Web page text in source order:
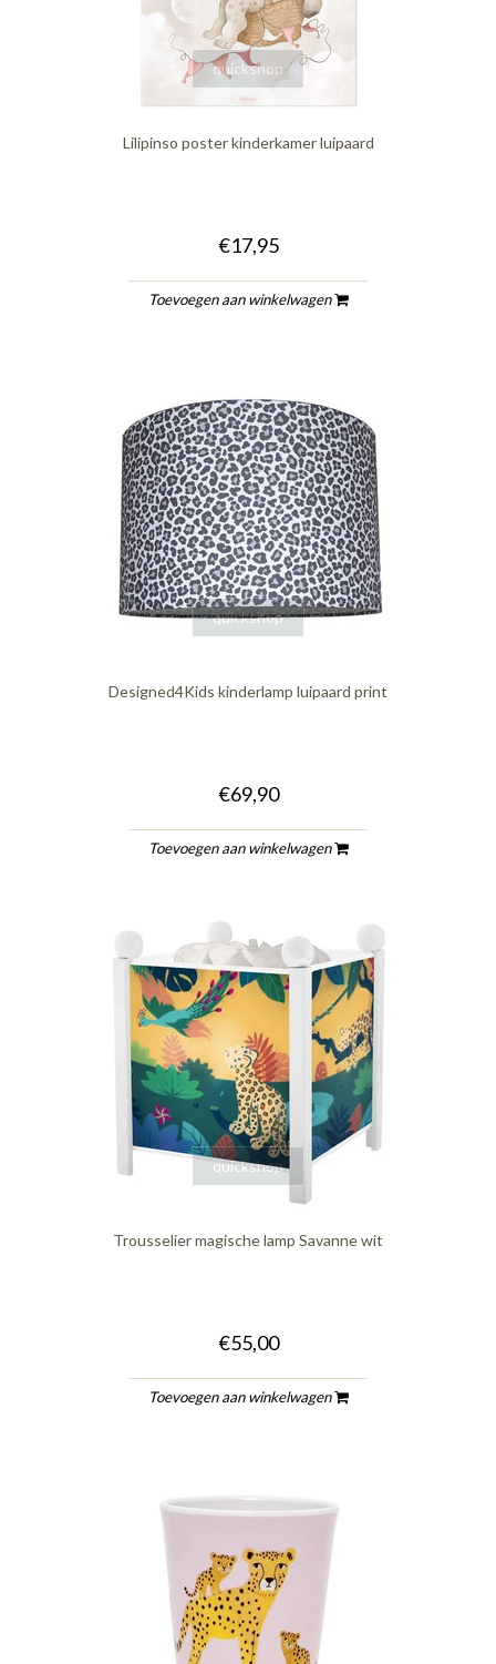
quickshop
Lilipinso poster kinderkamer luipaard
€17,95
Toevoegen aan winkelwagen
quickshop
Designed4Kids kinderlamp luipaard print
€69,90
Toevoegen aan winkelwagen
quickshop
Trousselier magische lamp Savanne wit
€55,00
Toevoegen aan winkelwagen